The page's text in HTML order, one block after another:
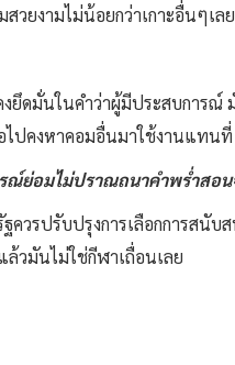
ยงามไม่น้อยกว่าเกาะอื่นๆเล
ยึดมั่นในคำว่าผู้มีประสบการณ์
ปคงหาคอมอื่นมาใช้งานแทนที่
ณ์ย่อมไม่ปราณถนาคำพร่ำสอน
วรปรับปรุงการเลือกการสนับ
วมันไม่ใช่กีฬาเถื่อนเลย